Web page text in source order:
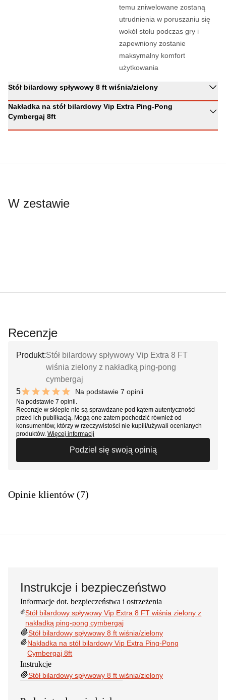
temu zniwelowane zostaną
utrudnienia w poruszaniu się
wokół stołu podczas gry i
zapewniony zostanie
maksymalny komfort
użytkowania
Stół bilardowy spływowy 8 ft wiśnia/zielony
Nakładka na stół bilardowy Vip Extra Ping-Pong
Cymbergaj 8ft
W zestawie
Recenzje
Produkt:Stół bilardowy spływowy Vip Extra 8 FT
wiśnia zielony z nakładką ping-pong
cymbergaj
5
10 out of 10 stars
Na podstawie 7 opinii
Na podstawie 7 opinii.
Recenzje w sklepie nie są sprawdzane pod kątem autentyczności
przed ich publikacją. Mogą one zatem pochodzić również od
konsumentów, którzy w rzeczywistości nie kupili/używali ocenianych
produktów. Więcej informacji
Podziel się swoją opinią
Opinie klientów (7)
Instrukcje i bezpieczeństwo
Informacje dot. bezpieczeństwa i ostrzeżenia
Stół bilardowy spływowy Vip Extra 8 FT wiśnia zielony z
nakładką ping-pong cymbergaj
Stół bilardowy spływowy 8 ft wiśnia/zielony
Nakładka na stół bilardowy Vip Extra Ping-Pong
Cymbergaj 8ft
Instrukcje
Stół bilardowy spływowy 8 ft wiśnia/zielony